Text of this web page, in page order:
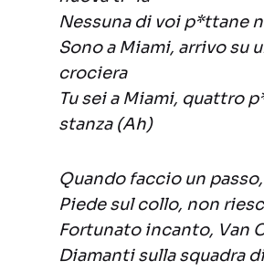
Nessuna di voi p*ttane
Sono a Miami, arrivo su
crociera
Tu sei a Miami, quattro
stanza (Ah)
Quando faccio un
Piede sul collo, non
Fortunato incanto, Van
Diamanti sulla squadra